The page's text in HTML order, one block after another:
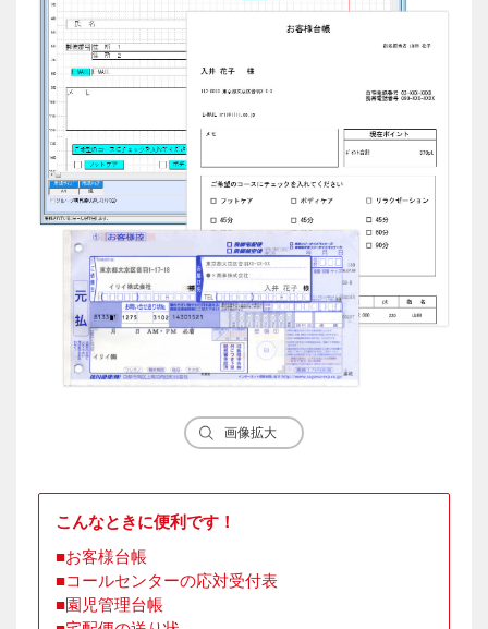
画像拡大
こんなときに便利です！
お客様台帳
コールセンターの応対受付表
園児管理台帳